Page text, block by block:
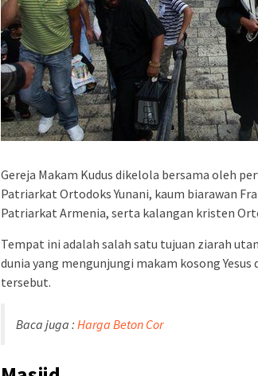
Gereja Makam Kudus dikelola bersama oleh
Patriarkat Ortodoks Yunani, kaum biarawan
Patriarkat Armenia, serta kalangan kristen
Tempat ini adalah salah satu tujuan ziarah
dunia yang mengunjungi makam kosong
tersebut.
Baca juga : Harga Beton Cor